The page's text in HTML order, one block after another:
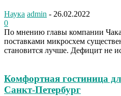
Наука admin - 26.02.2022
0
По мнению главы компании
поставками микросхем
становится лучше. Дефицит не
Комфортная гостиница
Санкт-Петербург